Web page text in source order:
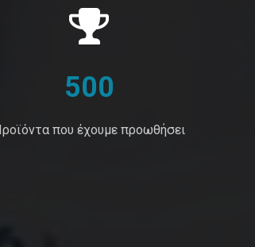
500
που έχουμε προωθήσει